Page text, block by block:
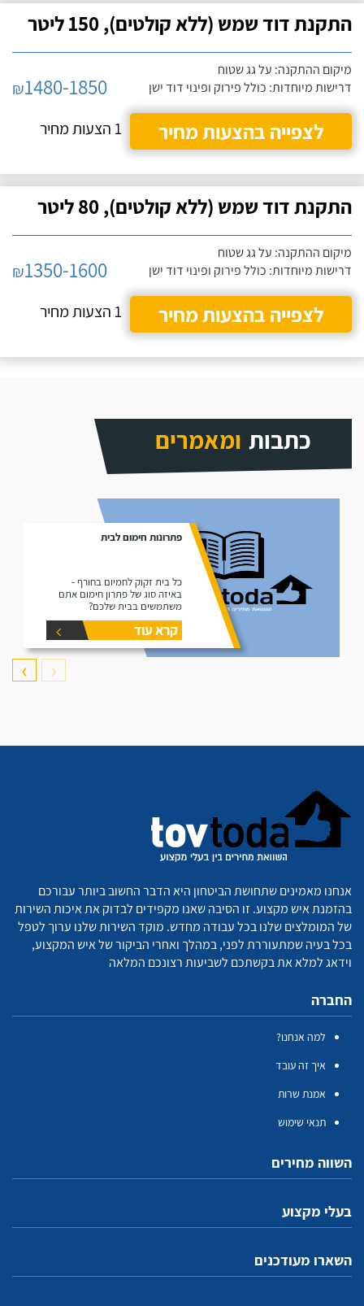
התקנת דוד שמש (ללא קולטים), 150 ליטר
מיקום ההתקנה: על גג שטוח
דרישות מיוחדות: כולל פירוק ופינוי דוד ישן
₪1480-1850
לצפייה בהצעות מחיר
1 הצעות מחיר
התקנת דוד שמש (ללא קולטים), 80 ליטר
מיקום ההתקנה: על גג שטוח
דרישות מיוחדות: כולל פירוק ופינוי דוד ישן
₪1350-1600
לצפייה בהצעות מחיר
1 הצעות מחיר
כתבות ומאמרים
פתרונות חימום לבית
כל בית זקוק לחמיום בחורף -
באיזה סוג של פתרון חימום אתם
משתמשים בבית שלכם?
קרא עוד
❮
❯
אנחנו מאמינים שתחושת הביטחון היא הדבר החשוב ביותר עבורכם
בהזמנת איש מקצוע. זו הסיבה שאנו מקפידים לבדוק את איכות השירות
של המומלצים שלנו בכל עבודה מחדש. מוקד השירות שלנו ערוך לטפל
בכל בעיה שמתעוררת לפני, במהלך ואחרי הביקור של איש המקצוע,
וידאג למלא את בקשתכם לשביעות רצונכם המלאה
החברה
למה אנחנו?
איך זה עובד
אמנת שרות
תנאי שימוש
השווה מחירים
בעלי מקצוע
השארו מעודכנים